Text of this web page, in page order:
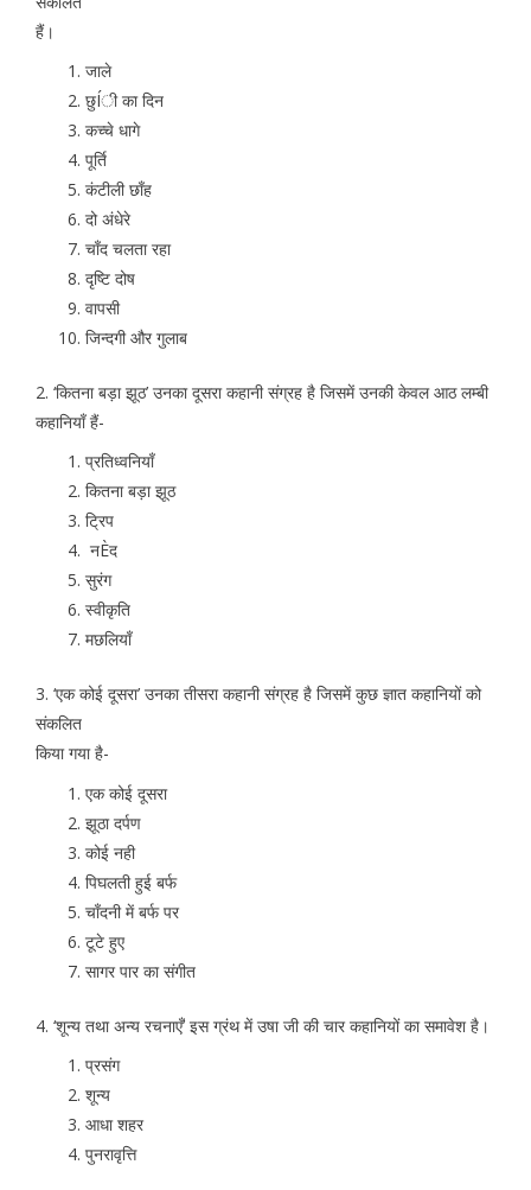
हैं।
जाले
छुÍी का दिन
कच्चे धागे
पूर्ति
कंटीली छाँह
दो अंधेरे
चाँद चलता रहा
दृष्टि दोष
वापसी
जिन्दगी और गुलाब
2. ‘कितना बड़ा झूठ’ उनका दूसरा कहानी संग्रह है जिसमें उनकी केवल आठ लम्बी
कहानियाँ हैं-
प्रतिध्वनियाँ
कितना बड़ा झूठ
ट्रिप
नÈद
सुरंग
स्वीकृति
मछलियाँ
3. ‘एक कोई दूसरा’ उनका तीसरा कहानी संग्रह है जिसमें कुछ ज्ञात कहानियों को
संकलित
किया गया है-
एक कोई दूसरा
झूठा दर्पण
कोई नही
पिघलती हुई बर्फ
चाँदनी में बर्फ पर
टूटे हुए
सागर पार का संगीत
4. ‘शून्य तथा अन्य रचनाएँ’ इस ग्रंथ में उषा जी की चार कहानियों का समावेश है।
प्रसंग
शून्य
आधा शहर
पुनरावृत्ति